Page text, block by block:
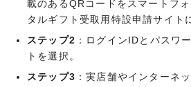
載のあるQRコードをスマートフ
タルギフト受取用特設申請サイト
ステップ2 ：ログインIDとパスワ
トを選択。
ステップ3 ：実店舗やインターネ